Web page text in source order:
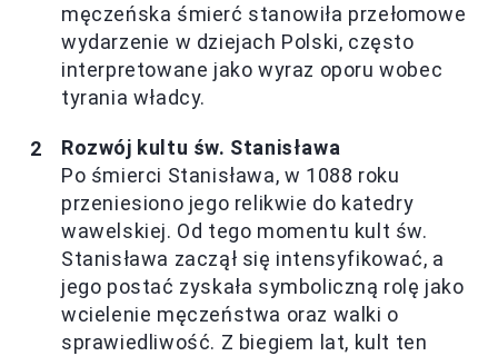
męczeńska śmierć stanowiła przełomowe
wydarzenie w dziejach Polski, często
interpretowane jako wyraz oporu wobec
tyrania władcy.
Rozwój kultu św. Stanisława
Po śmierci Stanisława, w 1088 roku
przeniesiono jego relikwie do katedry
wawelskiej. Od tego momentu kult św.
Stanisława zaczął się intensyfikować, a
jego postać zyskała symboliczną rolę jako
wcielenie męczeństwa oraz walki o
sprawiedliwość. Z biegiem lat, kult ten